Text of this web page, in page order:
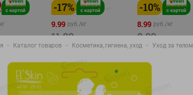
кг
1 кг
-17%
9.99 руб./кг
11.99
полуфабрикат,
охлажд
фасовка:0,5-0,7кг
-10%
8.99 руб./кг
9.99
Беларусь
Каталог товаров Косметика, гигиена, уход Уход за телом